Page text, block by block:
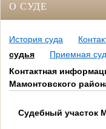
О СУДЕ
История суда
судья
Приемная
Контактная
Мамонтовского
Судебный участок